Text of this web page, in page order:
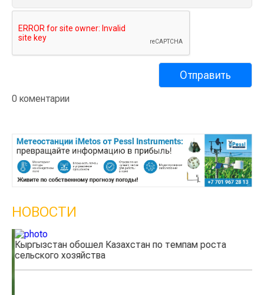
0 коментарии
НОВОСТИ
Кыргызстан обошел Казахстан по темпам роста
сельского хозяйства